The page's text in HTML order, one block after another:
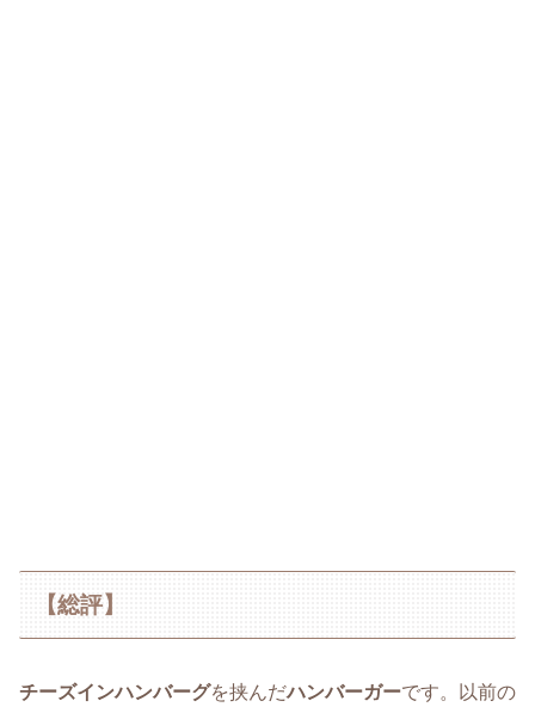
【総評】
チーズインハンバーグを挟んだハンバーガーです。以前の